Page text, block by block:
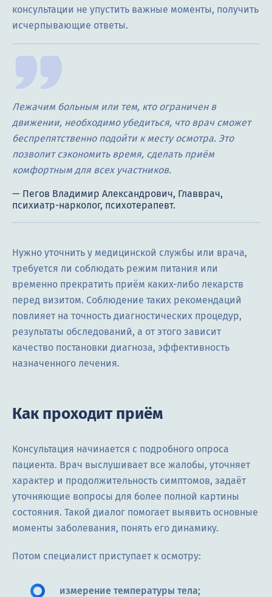
консультации не упустить важные моменты, получить
исчерпывающие ответы.
Лежачим больным или тем, кто ограничен в
движении, необходимо убедиться, что врач сможет
беспрепятственно подойти к месту осмотра. Это
позволит сэкономить время, сделать приём
комфортным для всех участников.
Нужно уточнить у медицинской службы или врача,
требуется ли соблюдать режим питания или
временно прекратить приём каких-либо лекарств
перед визитом. Соблюдение таких рекомендаций
повлияет на точность диагностических процедур,
результаты обследований, а от этого зависит
качество постановки диагноза, эффективность
назначенного лечения.
Как проходит приём
Консультация начинается с подробного опроса
пациента. Врач выслушивает все жалобы, уточняет
характер и продолжительность симптомов, задаёт
уточняющие вопросы для более полной картины
состояния. Такой диалог помогает выявить основные
моменты заболевания, понять его динамику.
Потом специалист приступает к осмотру:
измерение температуры тела;